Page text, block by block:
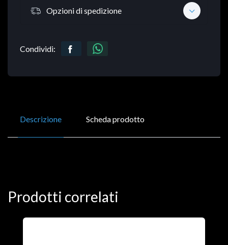
Opzioni di spedizione
Condividi:
Descrizione Scheda prodotto
Prodotti correlati